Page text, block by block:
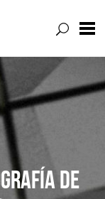
DE